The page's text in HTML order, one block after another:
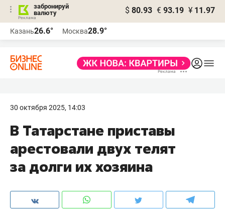
забронируй
валюту
$ 80.93 € 93.19 ¥ 11.97
Казань26.6° Москва28.9°
30 октября 2025, 14:03
В Татарстане приставы
арестовали двух телят
за долги их хозяина